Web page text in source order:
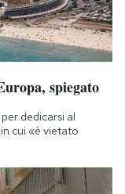
spiegato
dedicarsi al
cui «è vietato